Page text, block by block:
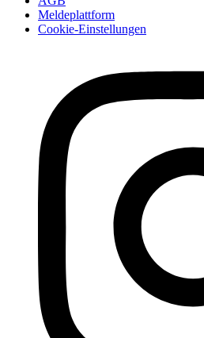
Meldeplattform
Cookie-Einstellungen